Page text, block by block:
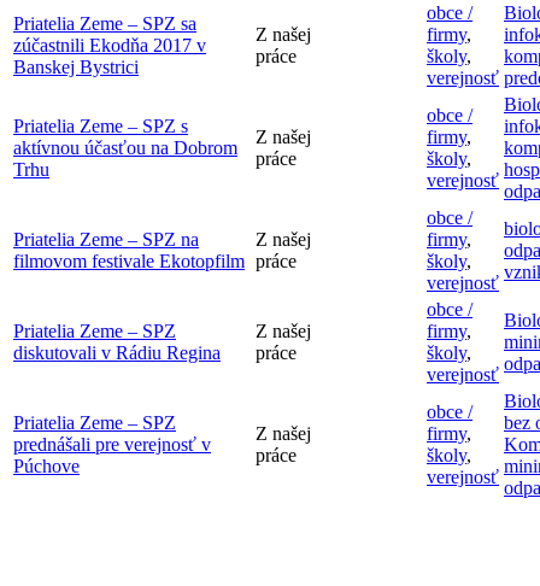
Priatelia Zeme – SPZ sa
zúčastnili Ekodňa 2017 v
Banskej Bystrici
Z našej
práce
obce /
firmy,
školy,
verejnosť
Priatelia Zeme – SPZ s
aktívnou účasťou na Dobrom
Trhu
Z našej
práce
obce /
firmy,
školy,
verejnosť
Priatelia Zeme – SPZ na
filmovom festivale Ekotopfilm
Z našej
práce
obce /
firmy,
školy,
verejnosť
Priatelia Zeme – SPZ
diskutovali v Rádiu Regina
Z našej
práce
obce /
firmy,
školy,
verejnosť
Priatelia Zeme – SPZ
prednášali pre verejnosť v
Púchove
Z našej
práce
obce /
firmy,
školy,
verejnosť
bez